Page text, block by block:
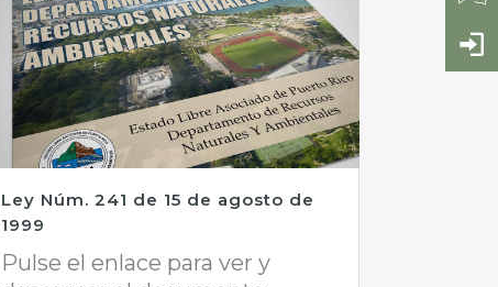
Ley Núm. 241 de 15 de agosto de
1999
Pulse el enlace para ver y